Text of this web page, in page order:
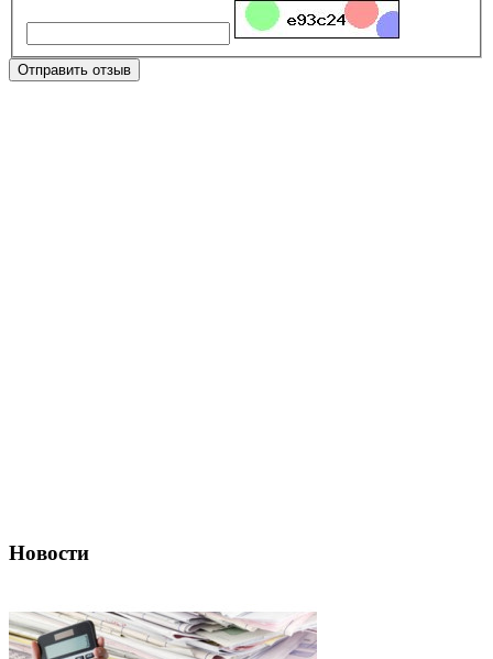
Отправить отзыв
Новости